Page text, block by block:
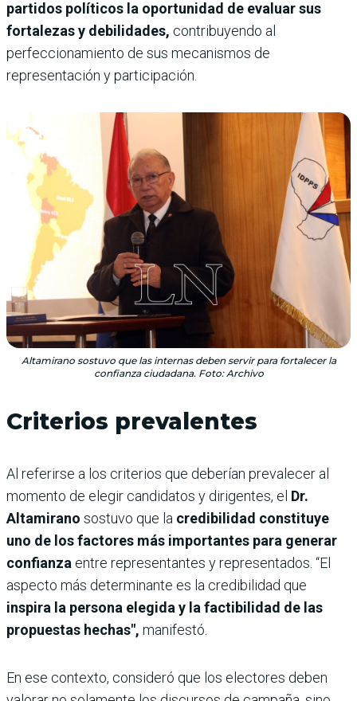
partidos políticos la oportunidad de evaluar sus
fortalezas y debilidades, contribuyendo al
perfeccionamiento de sus mecanismos de
representación y participación.
Altamirano sostuvo que las internas deben servir para fortalecer la
confianza ciudadana. Foto: Archivo
Criterios prevalentes
Al referirse a los criterios que deberían prevalecer al
momento de elegir candidatos y dirigentes, el Dr.
Altamirano sostuvo que la credibilidad constituye
uno de los factores más importantes para generar
confianza entre representantes y representados. “El
aspecto más determinante es la credibilidad que
inspira la persona elegida y la factibilidad de las
propuestas hechas", manifestó.
En ese contexto, consideró que los electores deben